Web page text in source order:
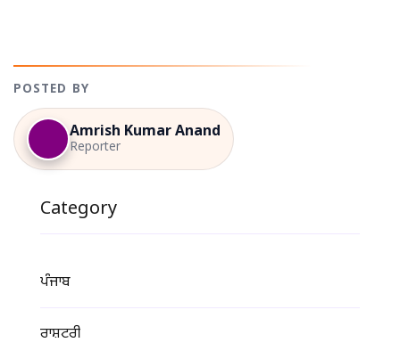
POSTED BY
Amrish Kumar Anand
Reporter
Category
ਪੰਜਾਬ
ਰਾਸ਼ਟਰੀ